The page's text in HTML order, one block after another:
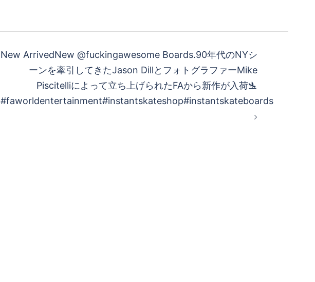
New ArrivedNew @fuckingawesome Boards.90年代のNYシ
ーンを牽引してきたJason DillとフォトグラファーMike
Piscitelliによって立ち上げられたFAから新作が入荷🛬
#faworldentertainment#instantskateshop#instantskateboards